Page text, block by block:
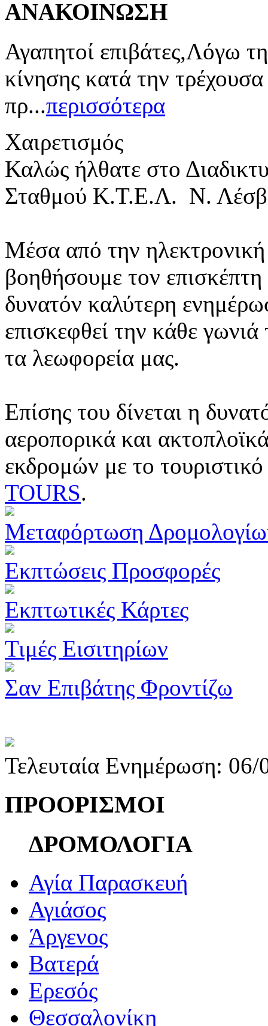
ΑΝΑΚΟΙΝΩΣΗ
Αγαπητοί επιβάτες,Λόγω
κίνησης κατά την
πρ...περισσότερα
Χαιρετισμός
Καλώς ήλθατε στο
Σταθμού Κ.Τ.Ε.Λ. Ν.
Μέσα από την ηλεκτρονική
βοηθήσουμε τον
δυνατόν καλύτερη
επισκεφθεί την κάθε
τα λεωφορεία μας.
Επίσης του δίνεται η
αεροπορικά και
εκδρομών με το
TOURS.
Μεταφόρτωση
Εκπτώσεις Προσφορές
Εκπτωτικές Κάρτες
Τιμές Εισιτηρίων
Σαν Επιβάτης Φροντίζω
Τελευταία Ενημέρωση:
ΠΡΟΟΡΙΣΜΟΙ
ΔΡΟΜΟΛΟΓΙΑ
Αγία Παρασκευή
Αγιάσος
Άργενος
Βατερά
Ερεσός
Θεσσαλονίκη